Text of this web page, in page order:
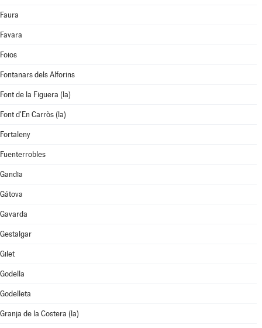
Faura
Favara
Foios
Fontanars dels Alforins
Font de la Figuera (la)
Font d'En Carròs (la)
Fortaleny
Fuenterrobles
Gandia
Gátova
Gavarda
Gestalgar
Gilet
Godella
Godelleta
Granja de la Costera (la)